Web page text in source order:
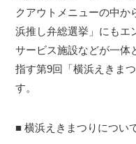
クアウトメニューの中か
浜推し弁総選挙」にもエ
サービス施設などが一体
指す第9回「横浜えきま
す。
■ 横浜えきまつりについ